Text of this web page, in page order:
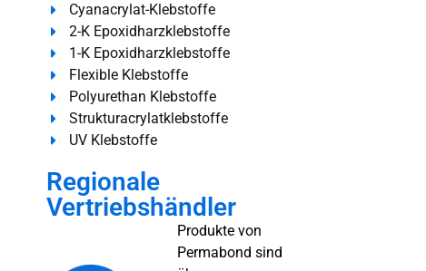
Cyanacrylat-Klebstoffe
2-K Epoxidharzklebstoffe
1-K Epoxidharzklebstoffe
Flexible Klebstoffe
Polyurethan Klebstoffe
Strukturacrylatklebstoffe
UV Klebstoffe
Regionale
Vertriebshändler
Produkte von
Permabond sind